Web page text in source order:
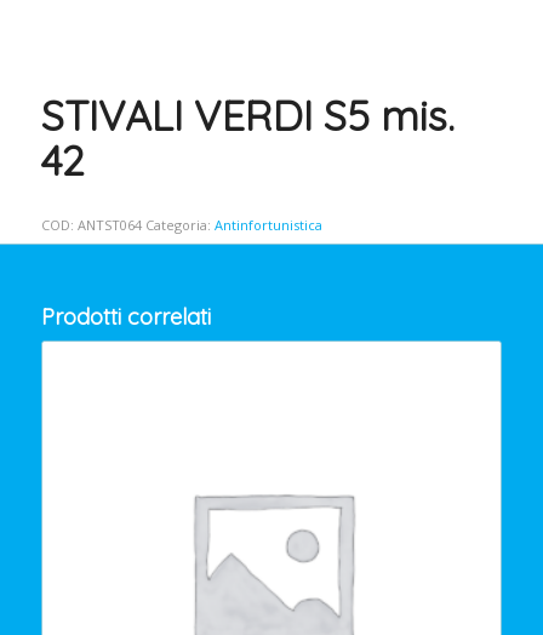
STIVALI VERDI S5 mis.
42
COD: ANTST064 Categoria: Antinfortunistica
Prodotti correlati